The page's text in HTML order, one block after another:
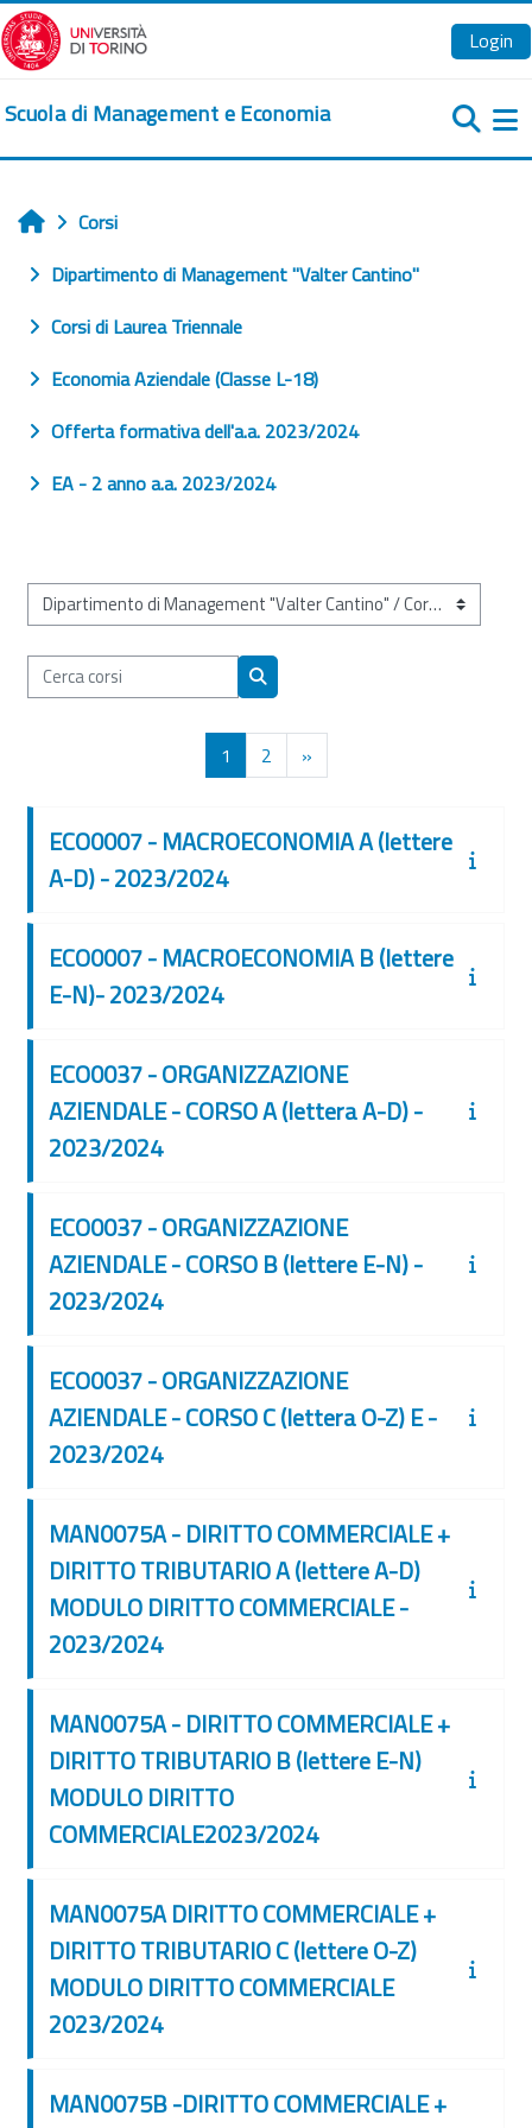
Vai al contenuto principale
Login
Scuola di Management e Economia
Home
Corsi
Dipartimento di Management "Valter Cantino"
Corsi di Laurea Triennale
Economia Aziendale (Classe L-18)
Offerta formativa dell'a.a. 2023/2024
EA - 2 anno a.a. 2023/2024
Categorie di corso
Cerca corsi
Cerca corsi
1 Pagina 1
2 Pagina 2
»Pagina successiva
ECO0007 - MACROECONOMIA A (lettere
A-D) - 2023/2024
ECO0007 - MACROECONOMIA B (lettere
E-N)- 2023/2024
ECO0037 - ORGANIZZAZIONE
AZIENDALE - CORSO A (lettera A-D) -
2023/2024
ECO0037 - ORGANIZZAZIONE
AZIENDALE - CORSO B (lettere E-N) -
2023/2024
ECO0037 - ORGANIZZAZIONE
AZIENDALE - CORSO C (lettera O-Z) E -
2023/2024
MAN0075A - DIRITTO COMMERCIALE +
DIRITTO TRIBUTARIO A (lettere A-D)
MODULO DIRITTO COMMERCIALE -
2023/2024
MAN0075A - DIRITTO COMMERCIALE +
DIRITTO TRIBUTARIO B (lettere E-N)
MODULO DIRITTO
COMMERCIALE2023/2024
MAN0075A DIRITTO COMMERCIALE +
DIRITTO TRIBUTARIO C (lettere O-Z)
MODULO DIRITTO COMMERCIALE
2023/2024
MAN0075B -DIRITTO COMMERCIALE +